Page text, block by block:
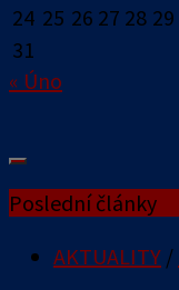
24 25 26 27 28 29
31
« Úno
Poslední články
AKTUALITY /